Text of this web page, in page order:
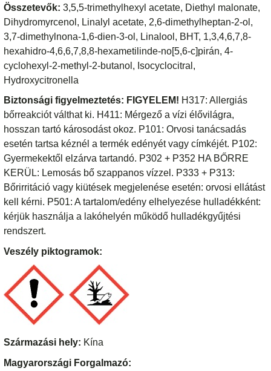
Összetevők:3,5,5-trimethylhexyl acetate, Diethyl malonate,
Dihydromyrcenol, Linalyl acetate, 2,6-dimethylheptan-2-ol,
3,7-dimethylnona-1,6-dien-3-ol, Linalool, BHT, 1,3,4,6,7,8-
hexahidro-4,6,6,7,8,8-hexametilinde-no[5,6-c]pirán, 4-
cyclohexyl-2-methyl-2-butanol, Isocyclocitral,
Hydroxycitronella
Biztonsági figyelmeztetés: FIGYELEM! H317: Allergiás
bőrreakciót válthat ki. H411: Mérgező a vízi élővilágra,
hosszan tartó károsodást okoz. P101: Orvosi tanácsadás
esetén tartsa kéznél a termék edényét vagy címkéjét. P102:
Gyermekektől elzárva tartandó. P302 + P352 HA BŐRRE
KERÜL: Lemosás bő szappanos vízzel. P333 + P313:
Bőrirritáció vagy kiütések megjelenése esetén: orvosi ellátást
kell kérni. P501: A tartalom/edény elhelyezése hulladékként:
kérjük használja a lakóhelyén működő hulladékgyűjtési
rendszert.
Veszély piktogramok:
Származási hely: Kína
Magyarországi Forgalmazó: